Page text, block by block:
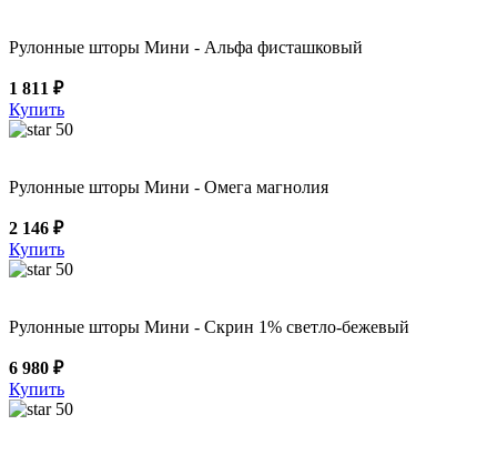
Рулонные шторы Мини - Альфа фисташковый
1 811 ₽
Купить
50
Рулонные шторы Мини - Омега магнолия
2 146 ₽
Купить
50
Рулонные шторы Мини - Скрин 1% светло-бежевый
6 980 ₽
Купить
50